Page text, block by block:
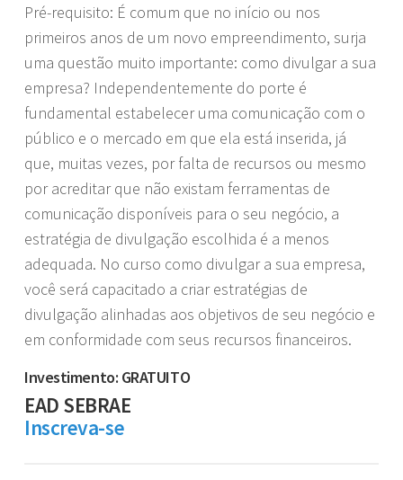
Pré-requisito: É comum que no início ou nos
primeiros anos de um novo empreendimento, surja
uma questão muito importante: como divulgar a sua
empresa? Independentemente do porte é
fundamental estabelecer uma comunicação com o
público e o mercado em que ela está inserida, já
que, muitas vezes, por falta de recursos ou mesmo
por acreditar que não existam ferramentas de
comunicação disponíveis para o seu negócio, a
estratégia de divulgação escolhida é a menos
adequada. No curso como divulgar a sua empresa,
você será capacitado a criar estratégias de
divulgação alinhadas aos objetivos de seu negócio e
em conformidade com seus recursos financeiros.
Investimento: GRATUITO
EAD SEBRAE
Inscreva-se